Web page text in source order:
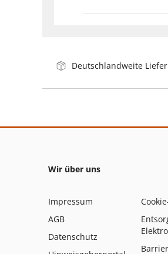
Deutschlandweite
Wir über uns
Impressum
AGB
Datenschutz